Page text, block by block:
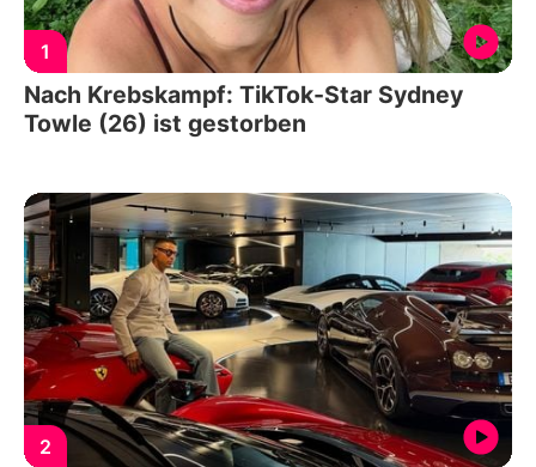
1
Nach Krebskampf: TikTok-Star Sydney
Towle (26) ist gestorben
2